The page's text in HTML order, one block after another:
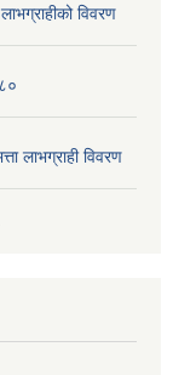
विवरण
लाभग्राही विवरण